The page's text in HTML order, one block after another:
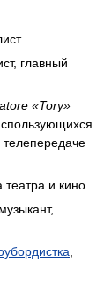
.
главный
«Tory»
телепередаче
театра и кино.
,